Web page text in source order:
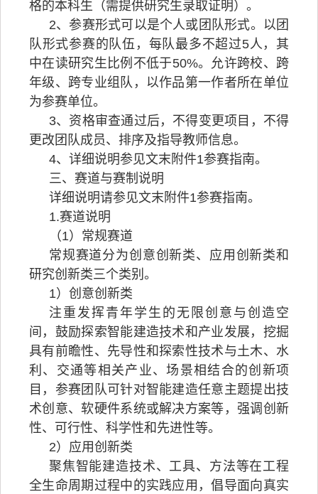
格的本科生（需提供研究生录取证明）。
2、参赛形式可以是个人或团队形式。以团
队形式参赛的队伍，每队最多不超过5人，其
中在读研究生比例不低于50%。允许跨校、跨
年级、跨专业组队，以作品第一作者所在单位
为参赛单位。
3、资格审查通过后，不得变更项目，不得
更改团队成员、排序及指导教师信息。
4、详细说明参见文末附件1参赛指南。
三、赛道与赛制说明
详细说明请参见文末附件1参赛指南。
1.赛道说明
（1）常规赛道
常规赛道分为创意创新类、应用创新类和
研究创新类三个类别。
1）创意创新类
注重发挥青年学生的无限创意与创造空
间，鼓励探索智能建造技术和产业发展，挖掘
具有前瞻性、先导性和探索性技术与土木、水
利、交通等相关产业、场景相结合的创新项
目，参赛团队可针对智能建造任意主题提出技
术创意、软硬件系统或解决方案等，强调创新
性、可行性、科学性和先进性等。
2）应用创新类
聚焦智能建造技术、工具、方法等在工程
全生命周期过程中的实践应用，倡导面向真实